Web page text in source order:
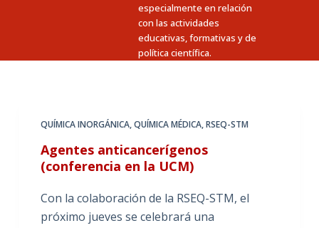
n
especialmente en relación
con las actividades
educativas, formativas y de
política científica.
QUÍMICA INORGÁNICA,QUÍMICA MÉDICA,RSEQ-STM
Agentes anticancerígenos
(conferencia en la UCM)
Con la colaboración de la RSEQ-STM, el
próximo jueves se celebrará una